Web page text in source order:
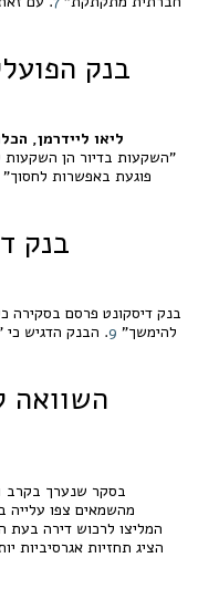
בנק
ליאו ליידרמן,
"השקעות בדיור הן השקעות
פוגעת באפשרות לחסוך"
בנק
להימשך" 9. הבנק הדגיש
השוואה
מהשמאים צפו עלייה
המליצו לרכוש דירה בעת
הציג תחזיות אגרסיביות